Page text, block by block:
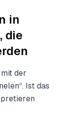
in
die
der
Ist das